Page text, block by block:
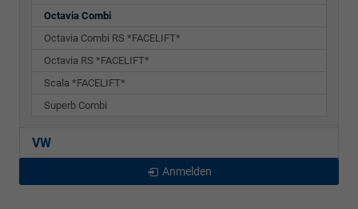
Octavia Combi
Octavia Combi RS *FACELIFT*
Octavia RS *FACELIFT*
Scala *FACELIFT*
Superb Combi
VW
Anmelden